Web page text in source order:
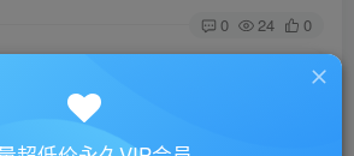
0 24 0
驱动，升级便利店体验
付费后查看